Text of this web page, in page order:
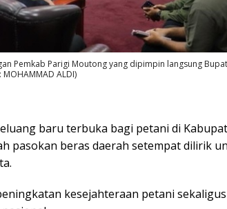
Pemkab Parigi Moutong yang dipimpin langsung
ALDI)
baru terbuka bagi petani di
pasokan beras daerah setempat dilirik
kesejahteraan petani sekaligus